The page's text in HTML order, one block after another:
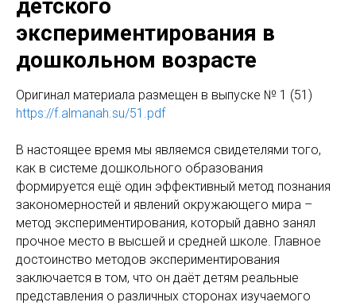
детского
экспериментирования в
дошкольном возрасте
Оригинaл материала размещен в выпуске № 1 (51)
https://f.almanah.su/51.pdf
В настоящее время мы являемся свидетелями того,
как в системе дошкольного образования
формируется ещё один эффективный метод познания
закономерностей и явлений окружающего мира –
метод экспериментирования, который давно занял
прочное место в высшей и средней школе. Главное
достоинство методов экспериментирования
заключается в том, что он даёт детям реальные
представления о различных сторонах изучаемого